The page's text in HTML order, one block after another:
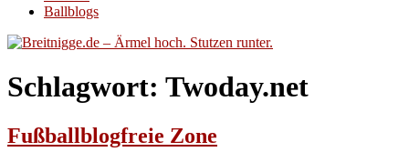
Ballblogs
Schlagwort: Twoday.net
Fußballblogfreie Zone